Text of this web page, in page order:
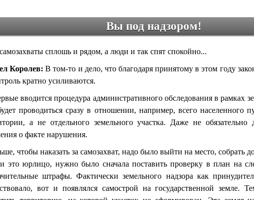
Вы под надзором!
сплошь и рядом, а люди и так спят спокойно...
Королев: В том-то и дело, что благодаря принятому в этом году
кратно усиливаются.
вводится процедура административного обследования в рамках
проводиться сразу в отношении, например, всего населенного
а не отдельного земельного участка. Даже не обязательно
о факте нарушения.
чтобы наказать за самозахват, надо было выйти на место, собрать
это юрлицо, нужно было сначала поставить проверку в план на
штрафы. Фактически земельного надзора как
вот и появлялся самострой на государственной земле.